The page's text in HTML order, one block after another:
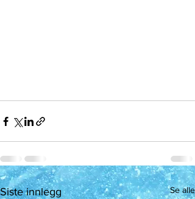
Siste innlegg Se alle